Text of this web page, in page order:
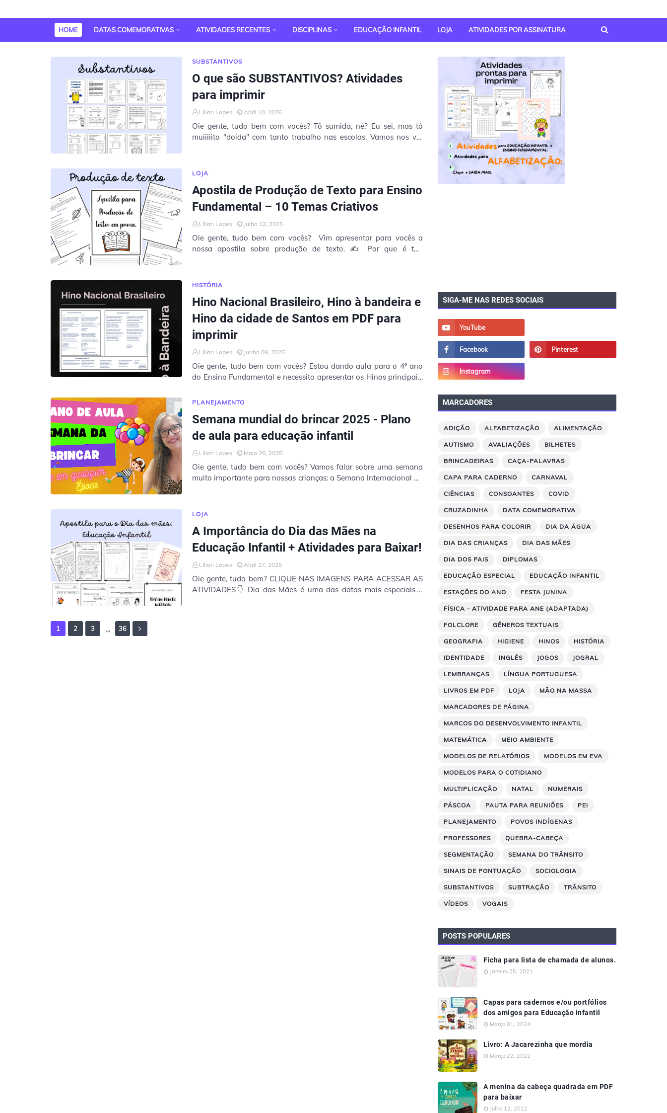
HOME DATAS COMEMORATIVAS ATIVIDADES RECENTES DISCIPLINAS EDUCAÇÃO INFANTIL LOJA ATIVIDADES POR ASSINATURA
SUBSTANTIVOS
O que são SUBSTANTIVOS? Atividades
para imprimir
Lilian Lopes Abril 10, 2026
Oie gente, tudo bem com vocês? Tô sumida, né? Eu sei, mas tô
muiiiiito "doida" com tanto trabalho nas escolas. Vamos nos ver
LOJA
Apostila de Produção de Texto para Ensino
Fundamental – 10 Temas Criativos
Lilian Lopes Julho 12, 2025
Oie gente, tudo bem com vocês? Vim apresentar para vocês a
nossa apostila sobre produção de texto. ✍️ Por que é tão
HISTÓRIA
Hino Nacional Brasileiro, Hino à bandeira e
Hino da cidade de Santos em PDF para
imprimir
Lilian Lopes Junho 08, 2025
Oie gente, tudo bem com vocês? Estou dando aula para o 4º ano
do Ensino Fundamental e necessito apresentar os Hinos principais:
PLANEJAMENTO
Semana mundial do brincar 2025 - Plano
de aula para educação infantil
Lilian Lopes Maio 26, 2025
Oie gente, tudo bem com vocês? Vamos falar sobre uma semana
muito importante para nossas crianças: a Semana Internacional do
LOJA
A Importância do Dia das Mães na
Educação Infantil + Atividades para Baixar!
Lilian Lopes Abril 27, 2025
Oie gente, tudo bem? CLIQUE NAS IMAGENS PARA ACESSAR AS
ATIVIDADES👇 Dia das Mães é uma das datas mais especiais e
1 2 3 ... 36
SIGA-ME NAS REDES SOCIAIS
MARCADORES
ADIÇÃO ALFABETIZAÇÃO ALIMENTAÇÃO
AUTISMO AVALIAÇÕES BILHETES
BRINCADEIRAS CAÇA-PALAVRAS
CAPA PARA CADERNO CARNAVAL
CIÊNCIAS CONSOANTES COVID
CRUZADINHA DATA COMEMORATIVA
DESENHOS PARA COLORIR DIA DA ÁGUA
DIA DAS CRIANÇAS DIA DAS MÃES
DIA DOS PAIS DIPLOMAS
EDUCAÇÃO ESPECIAL EDUCAÇÃO INFANTIL
ESTAÇÕES DO ANO FESTA JUNINA
FÍSICA - ATIVIDADE PARA ANE (ADAPTADA)
FOLCLORE GÊNEROS TEXTUAIS
GEOGRAFIA HIGIENE HINOS HISTÓRIA
IDENTIDADE INGLÊS JOGOS JOGRAL
LEMBRANÇAS LÍNGUA PORTUGUESA
LIVROS EM PDF LOJA MÃO NA MASSA
MARCADORES DE PÁGINA
MARCOS DO DESENVOLVIMENTO INFANTIL
MATEMÁTICA MEIO AMBIENTE
MODELOS DE RELATÓRIOS MODELOS EM EVA
MODELOS PARA O COTIDIANO
MULTIPLICAÇÃO NATAL NUMERAIS
PÁSCOA PAUTA PARA REUNIÕES PEI
PLANEJAMENTO POVOS INDÍGENAS
PROFESSORES QUEBRA-CABEÇA
SEGMENTAÇÃO SEMANA DO TRÂNSITO
SINAIS DE PONTUAÇÃO SOCIOLOGIA
SUBSTANTIVOS SUBTRAÇÃO TRÂNSITO
VÍDEOS VOGAIS
POSTS POPULARES
Ficha para lista de chamada de alunos.
Janeiro 25, 2021
Capas para cadernos e/ou portfólios
dos amigos para Educação infantil
Março 01, 2024
Livro: A Jacarezinha que mordia
Março 22, 2022
A menina da cabeça quadrada em PDF
para baixar
Julho 12, 2022